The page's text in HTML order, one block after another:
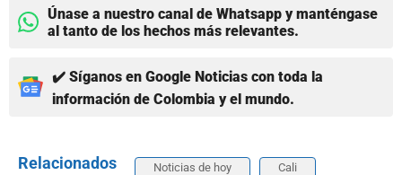
Únase a nuestro canal de Whatsapp y manténgase
al tanto de los hechos más relevantes.
✔️ Síganos en Google Noticias con toda la
información de Colombia y el mundo.
Relacionados Noticias de hoy Cali